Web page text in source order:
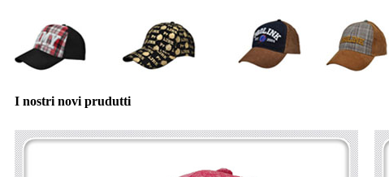
I nostri novi prudutti